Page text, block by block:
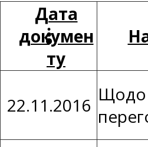
Дата
докумен
ту
22.11.2016 Щодо